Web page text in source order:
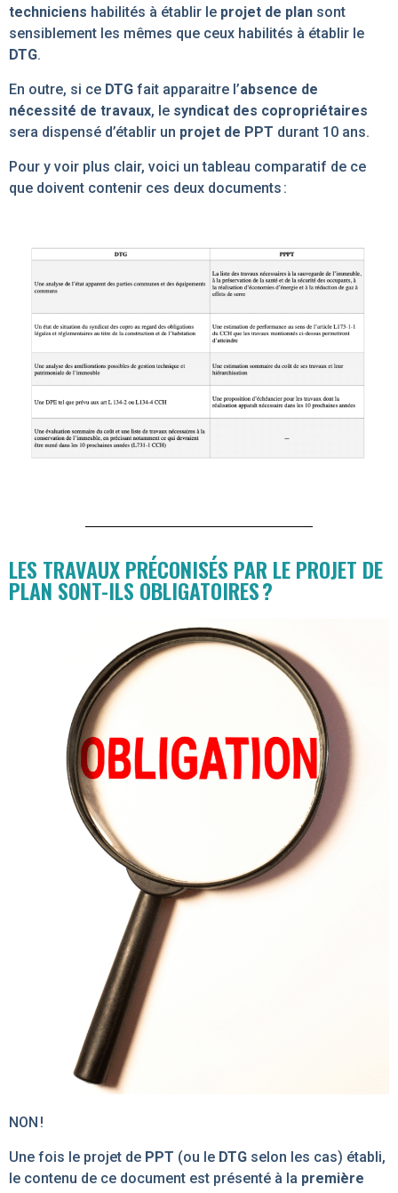
techniciens habilités à établir le projet de plan sont
sensiblement les mêmes que ceux habilités à établir le
DTG.
En outre, si ce DTG fait apparaitre l’absence de
nécessité de travaux, le syndicat des copropriétaires
sera dispensé d’établir un projet de PPT durant 10 ans.
Pour y voir plus clair, voici un tableau comparatif de ce
que doivent contenir ces deux documents :
LES TRAVAUX PRÉCONISÉS PAR LE PROJET DE
PLAN SONT-ILS OBLIGATOIRES ?
NON !
Une fois le projet de PPT (ou le DTG selon les cas) établi,
le contenu de ce document est présenté à la première